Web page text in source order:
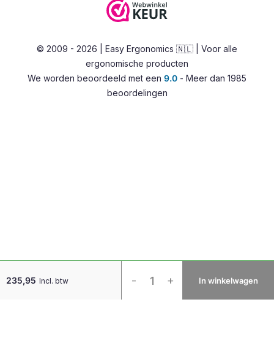
235,95 Incl. btw
Monitorarm
- + In winkelwagen
Zit-sta bureaus
info@easy-ergonomics.nl
© 2009 - 2026 | Easy Ergonomics 🇳🇱 | Voor alle
ergonomische producten
We worden beoordeeld met een 9.0 - Meer dan 1985
beoordelingen